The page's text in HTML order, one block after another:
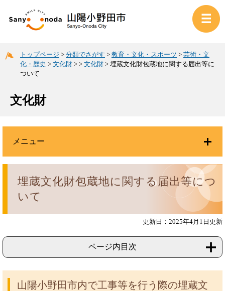
トップページ > 分類でさがす > 教育・文化・スポーツ > 芸術・文
化・歴史 > 文化財 > > 文化財 > 埋蔵文化財包蔵地に関する届出等に
ついて
文化財
埋蔵文化財包蔵地に関する届出等につ
いて
更新日：2025年4月1日更新
ページ内目次
山陽小野田市内で工事等を行う際の埋蔵文
メニュー